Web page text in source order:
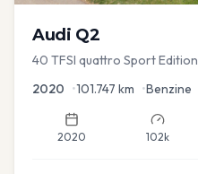
Audi Q2
40 TFSI quattro Sport Edition
2020 •101.747 km •Benzine
2020 102k